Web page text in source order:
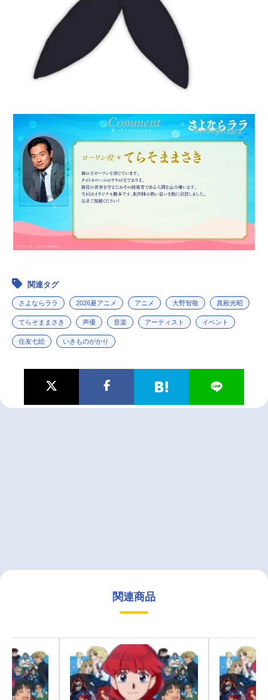
関連タグ
さよならララ 2026夏アニメ アニメ 大野智敬 真殿光昭
てらそままさき 声優 音楽 アーティスト イベント
住友七絵 いきものがかり
関連商品